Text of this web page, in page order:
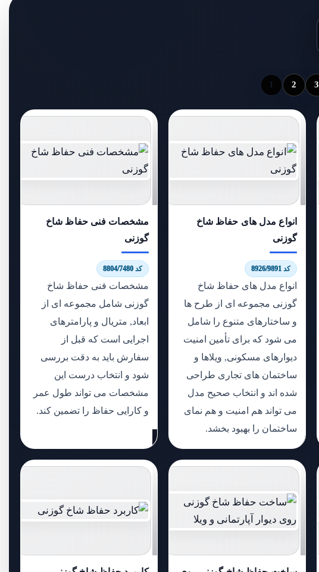
1 2 3
انواع مدل های حفاظ شاخ
گوزنی
کد 8926/9891
انواع مدل های حفاظ شاخ
گوزنی مجموعه ای از طرح ها
و ساختارهای متنوع را شامل
می شود که برای تأمین امنیت
دیوارهای مسکونی, ویلاها و
ساختمان های تجاری طراحی
شده اند و انتخاب صحیح مدل
می تواند هم امنیت و هم نمای
ساختمان را بهبود بخشد.
مشخصات فنی حفاظ شاخ
گوزنی
کد 8804/7480
مشخصات فنی حفاظ شاخ
گوزنی شامل مجموعه ای از
ابعاد, متریال و پارامترهای
اجرایی است که قبل از
سفارش باید به دقت بررسی
شود و انتخاب درست این
مشخصات می تواند طول عمر
و کارایی حفاظ را تضمین کند.